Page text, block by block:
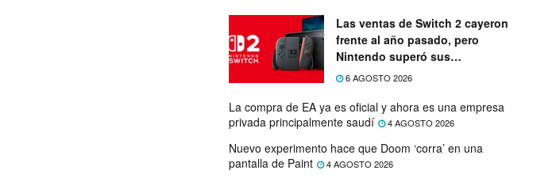
Las ventas de Switch 2 cayeron
frente al año pasado, pero
Nintendo superó sus
expectativas
6 AGOSTO 2026
La compra de EA ya es oficial y ahora es una empresa
privada principalmente saudí
4 AGOSTO 2026
Nuevo experimento hace que Doom ‘corra’ en una
pantalla de Paint
4 AGOSTO 2026